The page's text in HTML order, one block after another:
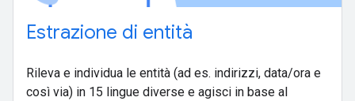
Estrazione di entità
Rileva e individua le entità (ad es. indirizzi, data/ora e
così via) in 15 lingue diverse e agisci in base al